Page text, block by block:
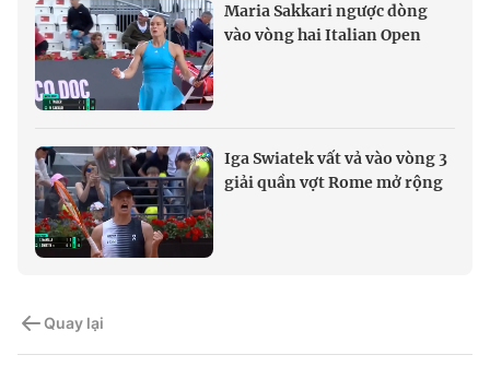
Maria Sakkari ngược dòng
vào vòng hai Italian Open
Iga Swiatek vất vả vào vòng 3
giải quần vợt Rome mở rộng
Quay lại